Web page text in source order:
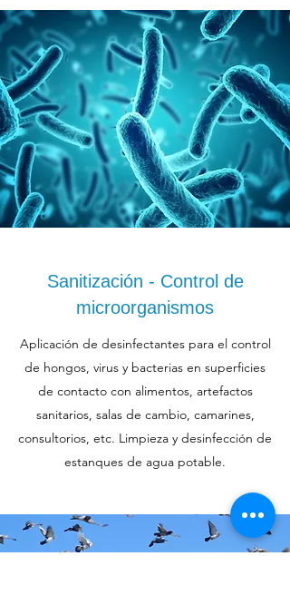
Sanitización - Control de
microorganismos
Aplicación de desinfectantes para el control
de hongos, virus y bacterias en superficies
de contacto con alimentos, artefactos
sanitarios, salas de cambio, camarines,
consultorios, etc. Limpieza y desinfección de
estanques de agua potable.